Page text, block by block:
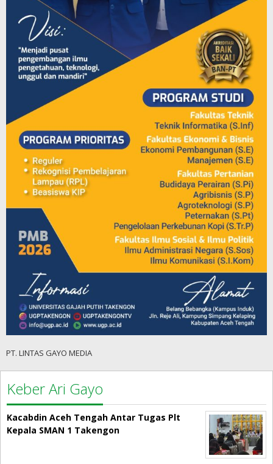
PT. LINTAS GAYO MEDIA
Keber Ari Gayo
Kacabdin Aceh Tengah Antar Tugas Plt
Kepala SMAN 1 Takengon